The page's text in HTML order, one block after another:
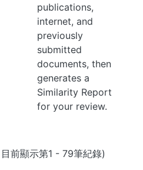
publications,
internet, and
previously
submitted
documents, then
generates a
Similarity Report
for your review.
前顯示第1 - 79筆紀錄)